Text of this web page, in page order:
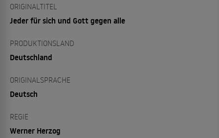
ORIGINALTITEL
Jeder für sich und Gott gegen alle
PRODUKTIONSLAND
Deutschland
ORIGINALSPRACHE
Deutsch
REGIE
Werner Herzog